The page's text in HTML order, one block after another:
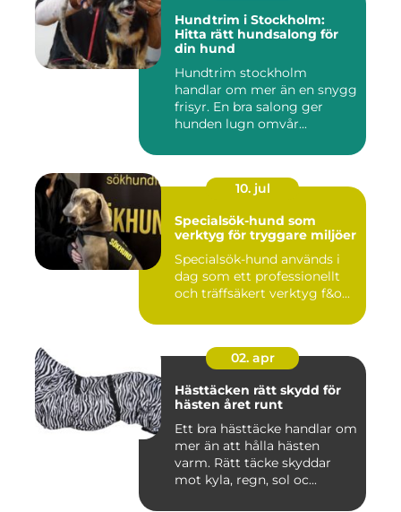
Hundtrim i Stockholm:
Hitta rätt hundsalong för
din hund
Hundtrim stockholm
handlar om mer än en snygg
frisyr. En bra salong ger
hunden lugn omvår...
10. jul
Specialsök-hund som
verktyg för tryggare miljöer
Specialsök-hund används i
dag som ett professionellt
och träffsäkert verktyg f&o...
02. apr
Hästtäcken rätt skydd för
hästen året runt
Ett bra hästtäcke handlar om
mer än att hålla hästen
varm. Rätt täcke skyddar
mot kyla, regn, sol oc...